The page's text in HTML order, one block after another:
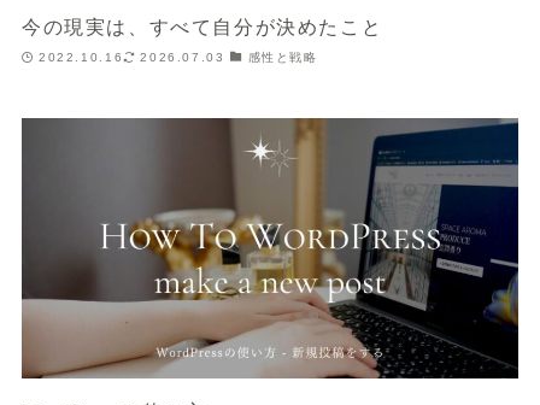
今の現実は、すべて自分が決めたこと
2022.10.16 2026.07.03 感性と戦略